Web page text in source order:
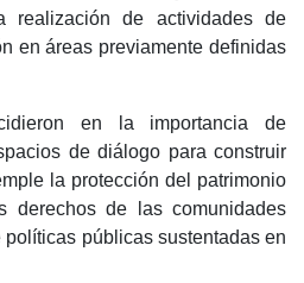
realización de actividades de
en áreas previamente definidas
en la importancia de
de diálogo para construir
la protección del patrimonio
derechos de las comunidades
políticas públicas sustentadas en